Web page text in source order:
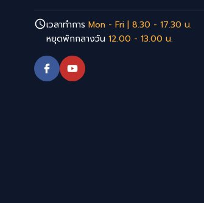
เวลาทำการ Mon - Fri | 8.30 - 17.30 น.
หยุดพักกลางวัน 12.00 - 13.00 น.